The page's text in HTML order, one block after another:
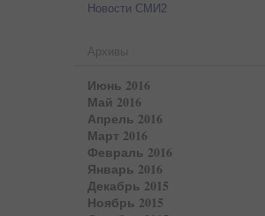
Новости СМИ2
Архивы
Июнь 2016
Май 2016
Апрель 2016
Март 2016
Февраль 2016
Январь 2016
Декабрь 2015
Ноябрь 2015